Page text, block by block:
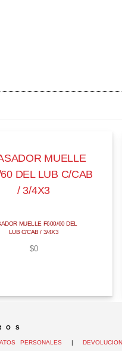
MUELLE F600/60 DEL
LUB C/CAB / 3/4X3
$0
O S
PERSONALES |